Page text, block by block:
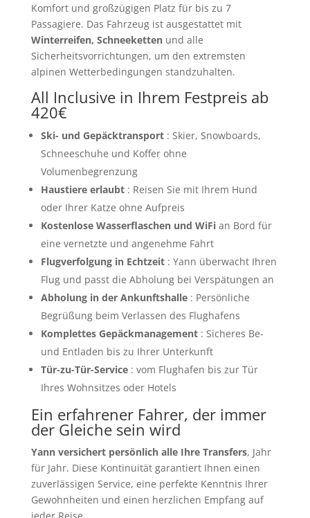
Komfort und großzügigen Platz für bis zu 7
Passagiere. Das Fahrzeug ist ausgestattet mit
Winterreifen, Schneekettenund alle
Sicherheitsvorrichtungen, um den extremsten
alpinen Wetterbedingungen standzuhalten.
All Inclusive in Ihrem Festpreis ab
420€
Ski- und Gepäcktransport: Skier, Snowboards,
Schneeschuhe und Koffer ohne
Volumenbegrenzung
Haustiere erlaubt: Reisen Sie mit Ihrem Hund
oder Ihrer Katze ohne Aufpreis
Kostenlose Wasserflaschen und WiFian Bord für
eine vernetzte und angenehme Fahrt
Flugverfolgung in Echtzeit: Yann überwacht Ihren
Flug und passt die Abholung bei Verspätungen an
Abholung in der Ankunftshalle: Persönliche
Begrüßung beim Verlassen des Flughafens
Komplettes Gepäckmanagement: Sicheres Be-
und Entladen bis zu Ihrer Unterkunft
Tür-zu-Tür-Service: vom Flughafen bis zur Tür
Ihres Wohnsitzes oder Hotels
Ein erfahrener Fahrer, der immer
der Gleiche sein wird
Yann versichert persönlich alle Ihre Transfers, Jahr
für Jahr. Diese Kontinuität garantiert Ihnen einen
zuverlässigen Service, eine perfekte Kenntnis Ihrer
Gewohnheiten und einen herzlichen Empfang auf